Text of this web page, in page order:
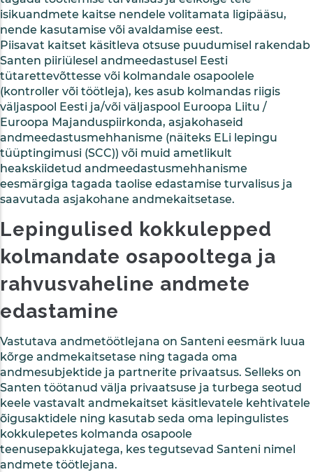
isikuandmete kaitse nendele volitamata ligipääsu,
nende kasutamise või avaldamise eest.
Piisavat kaitset käsitleva otsuse puudumisel rakendab
Santen piiriülesel andmeedastusel Eesti
tütarettevõttesse või kolmandale osapoolele
(kontroller või töötleja), kes asub kolmandas riigis
väljaspool Eesti ja/või väljaspool Euroopa Liitu /
Euroopa Majanduspiirkonda, asjakohaseid
andmeedastusmehhanisme (näiteks ELi lepingu
tüüptingimusi (SCC)) või muid ametlikult
heakskiidetud andmeedastusmehhanisme
eesmärgiga tagada taolise edastamise turvalisus ja
saavutada asjakohane andmekaitsetase.
Lepingulised kokkulepped
kolmandate osapooltega ja
rahvusvaheline andmete
edastamine
Vastutava andmetöötlejana on Santeni eesmärk luua
kõrge andmekaitsetase ning tagada oma
andmesubjektide ja partnerite privaatsus. Selleks on
Santen töötanud välja privaatsuse ja turbega seotud
keele vastavalt andmekaitset käsitlevatele kehtivatele
õigusaktidele ning kasutab seda oma lepingulistes
kokkulepetes kolmanda osapoole
teenusepakkujatega, kes tegutsevad Santeni nimel
andmete töötlejana.